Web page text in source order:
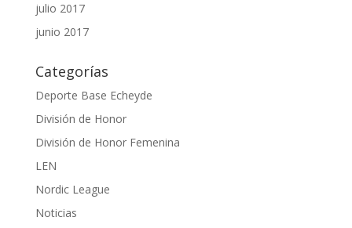
julio 2017
junio 2017
Categorías
Deporte Base Echeyde
División de Honor
División de Honor Femenina
LEN
Nordic League
Noticias